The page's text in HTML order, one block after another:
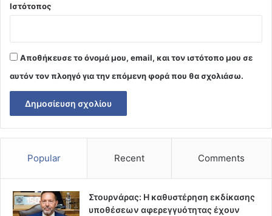
Ιστότοπος
Αποθήκευσε το όνομά μου, email, και τον ιστότοπο μου σε
αυτόν τον πλοηγό για την επόμενη φορά που θα σχολιάσω.
Popular Recent Comments
Στουρνάρας: Η καθυστέρηση εκδίκασης
υποθέσεων αφερεγγυότητας έχουν